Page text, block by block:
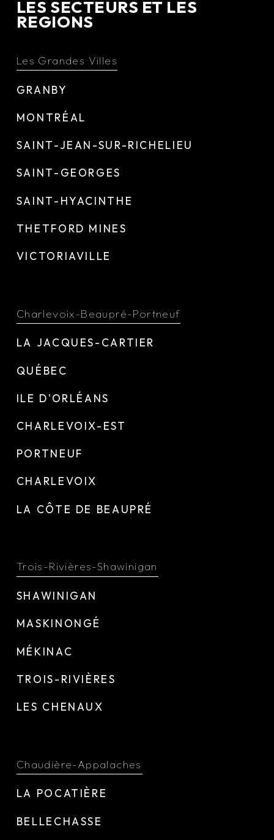
LES SECTEURS ET LES
REGIONS
Les Grandes Villes
GRANBY
MONTRÉAL
SAINT-JEAN-SUR-RICHELIEU
SAINT-GEORGES
SAINT-HYACINTHE
THETFORD MINES
VICTORIAVILLE
Charlevoix-Beaupré-Portneuf
LA JACQUES-CARTIER
QUÉBEC
ILE D'ORLÉANS
CHARLEVOIX-EST
PORTNEUF
CHARLEVOIX
LA CÔTE DE BEAUPRÉ
Trois-Rivières-Shawinigan
SHAWINIGAN
MASKINONGÉ
MÉKINAC
TROIS-RIVIÈRES
LES CHENAUX
Chaudière-Appalaches
LA POCATIÈRE
BELLECHASSE